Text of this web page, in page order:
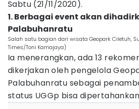
Sabtu (21/11/2020).
1. Berbagai event akan
Palabuhanratu
Salah satu bagian dari wisata Geopark Ciletuh,
Times/Toni Kamajaya)
Ia menerangkan, ada 13
dikerjakan oleh pengelola
Palabuhanratu sebagai
status UGGp bisa